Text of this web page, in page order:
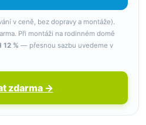
v ceně, bez dopravy a montáže).
Při montáži na rodinném domě
12 % — přesnou sazbu uvedeme v
zdarma →